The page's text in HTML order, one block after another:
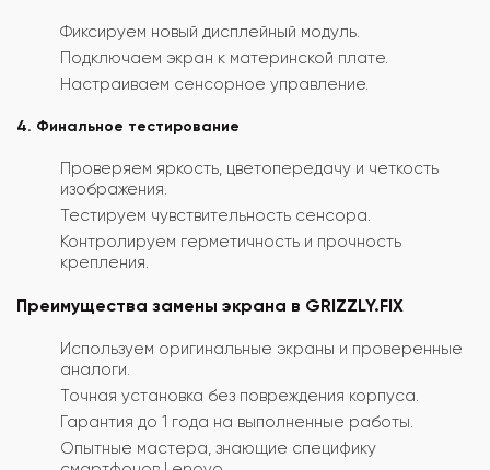
Фиксируем новый дисплейный модуль.
Подключаем экран к материнской плате.
Настраиваем сенсорное управление.
4. Финальное тестирование
Проверяем яркость, цветопередачу и четкость
изображения.
Тестируем чувствительность сенсора.
Контролируем герметичность и прочность
крепления.
Преимущества замены экрана в GRIZZLY.FIX
Используем оригинальные экраны и проверенные
аналоги.
Точная установка без повреждения корпуса.
Гарантия до 1 года на выполненные работы.
Опытные мастера, знающие специфику